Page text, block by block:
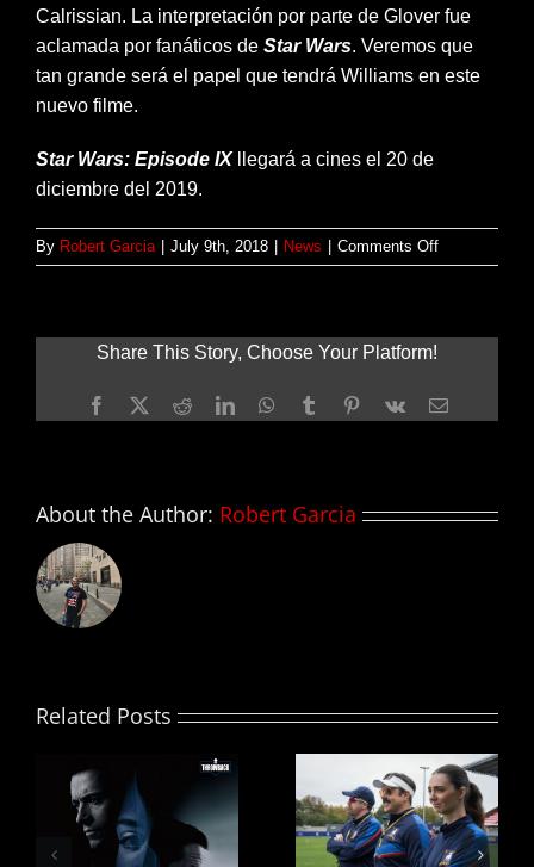
Calrissian. La interpretación por parte de Glover fue
aclamada por fanáticos de Star Wars. Veremos que
tan grande será el papel que tendrá Williams en este
nuevo filme.
Star Wars: Episode IXllegará a cines el 20 de
diciembre del 2019.
By Robert Garcia July 9th, 2018 News Comments Offon
OFICIAL:
Williams
STAR
Share This Story, Choose Your Platform!
Facebook
X RedditLinkedInWhatsApp
TumblrPinterest
Vk Email
About the Author: Robert Garcia
Related Posts